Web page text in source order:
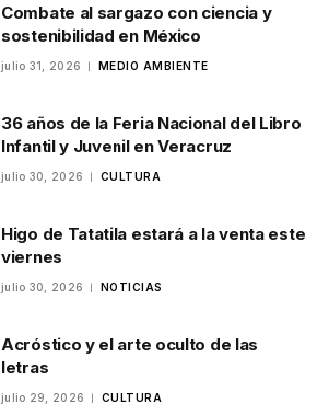
Combate al sargazo con ciencia y
sostenibilidad en México
julio 31, 2026 MEDIO AMBIENTE
36 años de la Feria Nacional del Libro
Infantil y Juvenil en Veracruz
julio 30, 2026 CULTURA
Higo de Tatatila estará a la venta este
viernes
julio 30, 2026 NOTICIAS
Acróstico y el arte oculto de las
letras
julio 29, 2026 CULTURA